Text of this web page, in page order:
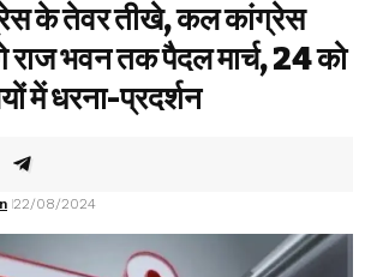
के तेवर तीखे, कल कांग्रेस
राज भवन तक पैदल मार्च, 24 को
में धरना-प्रदर्शन
22/08/2024